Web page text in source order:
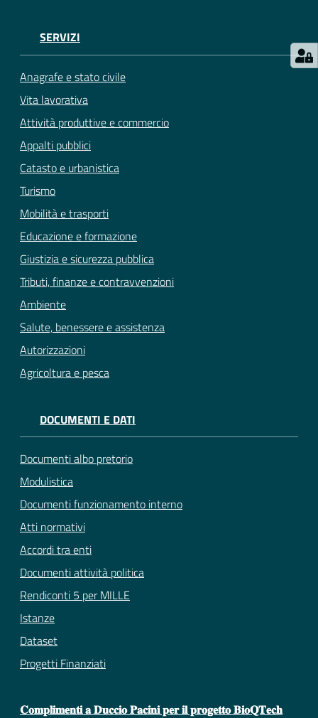
SERVIZI
Anagrafe e stato civile
Vita lavorativa
Attività produttive e commercio
Appalti pubblici
Catasto e urbanistica
Turismo
Mobilità e trasporti
Educazione e formazione
Giustizia e sicurezza pubblica
Tributi, finanze e contravvenzioni
Ambiente
Salute, benessere e assistenza
Autorizzazioni
Agricoltura e pesca
DOCUMENTI E DATI
Documenti albo pretorio
Modulistica
Documenti funzionamento interno
Atti normativi
Accordi tra enti
Documenti attività politica
Rendiconti 5 per MILLE
Istanze
Dataset
Progetti Finanziati
𝐂𝐨𝐦𝐩𝐥𝐢𝐦𝐞𝐧𝐭𝐢 𝐚 𝐃𝐮𝐜𝐜𝐢𝐨 𝐏𝐚𝐜𝐢𝐧𝐢 𝐩𝐞𝐫 𝐢𝐥 𝐩𝐫𝐨𝐠𝐞𝐭𝐭𝐨 𝐁𝐢𝐨𝐐𝐓𝐞𝐜𝐡